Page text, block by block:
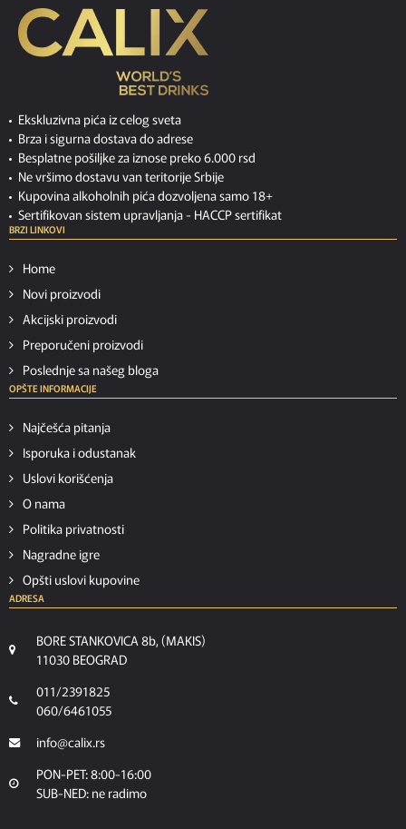
Ekskluzivna pića iz celog sveta
Brza i sigurna dostava do adrese
Besplatne pošiljke za iznose preko 6.000 rsd
Ne vršimo dostavu van teritorije Srbije
Kupovina alkoholnih pića dozvoljena samo 18+
Sertifikovan sistem upravljanja - HACCP sertifikat
BRZI LINKOVI
Home
Novi proizvodi
Akcijski proizvodi
Preporučeni proizvodi
Poslednje sa našeg bloga
OPŠTE INFORMACIJE
Najčešća pitanja
Isporuka i odustanak
Uslovi korišćenja
O nama
Politika privatnosti
Nagradne igre
Opšti uslovi kupovine
ADRESA
BORE STANKOVICA 8b, (MAKIS)
11030 BEOGRAD
011/2391825
060/6461055
info@calix.rs
PON-PET: 8:00-16:00
SUB-NED: ne radimo